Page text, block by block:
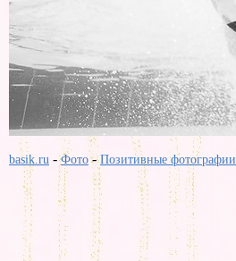
basik.ru -Фото-Позитивные фотографии